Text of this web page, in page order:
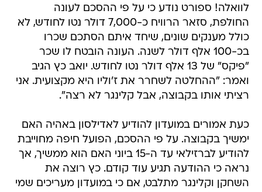
לוואלה! ספורט נודע כי על פי ההסכם לעונה
החולפת, סזאר הרוויח כ-7,000 דולר נטו לחודש, לא
כולל מענקים שונים, שיחד איתם הסתכם שכרו
בכ-100 אלף דולר לשנה. העונה הובטח לו שכר
"פיקס" של 13 אלף דולר נטו לחודש. יואב כץ הגיב
ואמר: "ההחלטה לשחרר את ז'וליו היא מקצועית. אני
רציתי אותו בקבוצה, אבל קלינגר לא רצה".
כעת אמורים במועדון להודיע לאדילסון באהיה האם
ימשיך בקבוצה. על פי ההסכם, הפועל חיפה מחוייבת
להודיע לברזילאי עד ה-15 ביוני האם הוא ממשיך, אך
נראה כי ההודעה תגיע עוד קודם. כץ רוצה את
השחקן וקלינגר מתלבט, אם כי במועדון מעריכים שמי